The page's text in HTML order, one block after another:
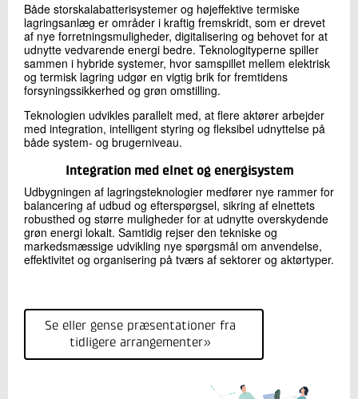
Både storskalabatterisystemer og højeffektive termiske
lagringsanlæg er områder i kraftig fremskridt, som er drevet
af nye forretningsmuligheder, digitalisering og behovet for at
udnytte vedvarende energi bedre. Teknologityperne spiller
sammen i hybride systemer, hvor samspillet mellem elektrisk
og termisk lagring udgør en vigtig brik for fremtidens
forsyningssikkerhed og grøn omstilling.
Teknologien udvikles parallelt med, at flere aktører arbejder
med integration, intelligent styring og fleksibel udnyttelse på
både system- og brugerniveau.
Integration med elnet og energisystem
Udbygningen af lagringsteknologier medfører nye rammer for
balancering af udbud og efterspørgsel, sikring af elnettets
robusthed og større muligheder for at udnytte overskydende
grøn energi lokalt. Samtidig rejser den tekniske og
markedsmæssige udvikling nye spørgsmål om anvendelse,
effektivitet og organisering på tværs af sektorer og aktørtyper.
Se eller gense præsentationer fra
tidligere arrangementer»